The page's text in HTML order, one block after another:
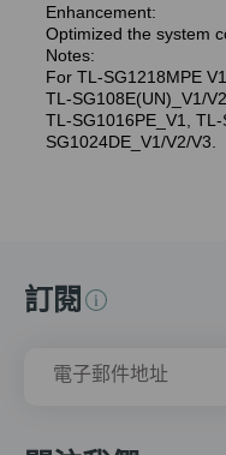
Enhancement:
Optimized the system
Notes:
For TL-SG1218MPE
TL-SG108E(UN)_V1/
TL-SG1016PE_V1,
SG1024DE_V1/V2/V3.
訂閱
電子郵件地址